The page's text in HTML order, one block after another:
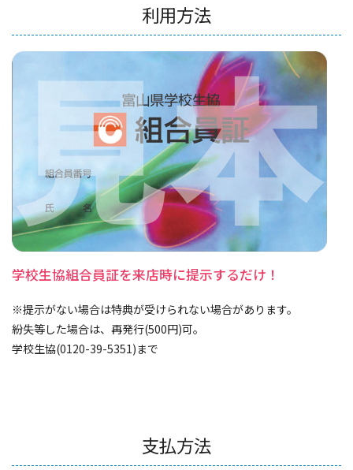
利用方法
学校生協組合員証を来店時に提示するだけ！
※提示がない場合は特典が受けられない場合があります。
紛失等した場合は、再発行(500円)可。
学校生協(0120-39-5351)まで
支払方法